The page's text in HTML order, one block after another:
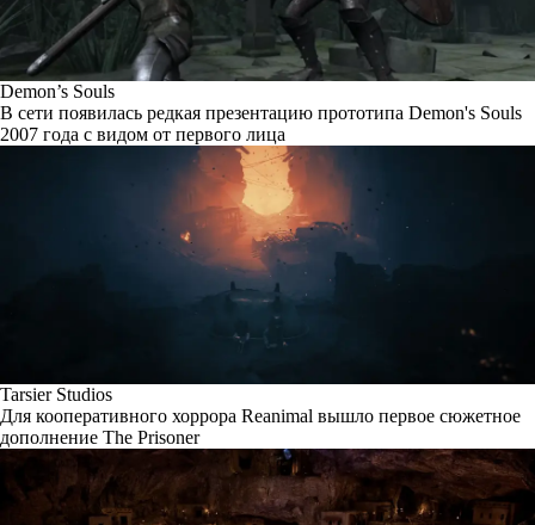
Demon’s Souls
В сети появилась редкая презентацию прототипа Demon's Souls
2007 года с видом от первого лица
Tarsier Studios
Для кооперативного хоррора Reanimal вышло первое сюжетное
дополнение The Prisoner